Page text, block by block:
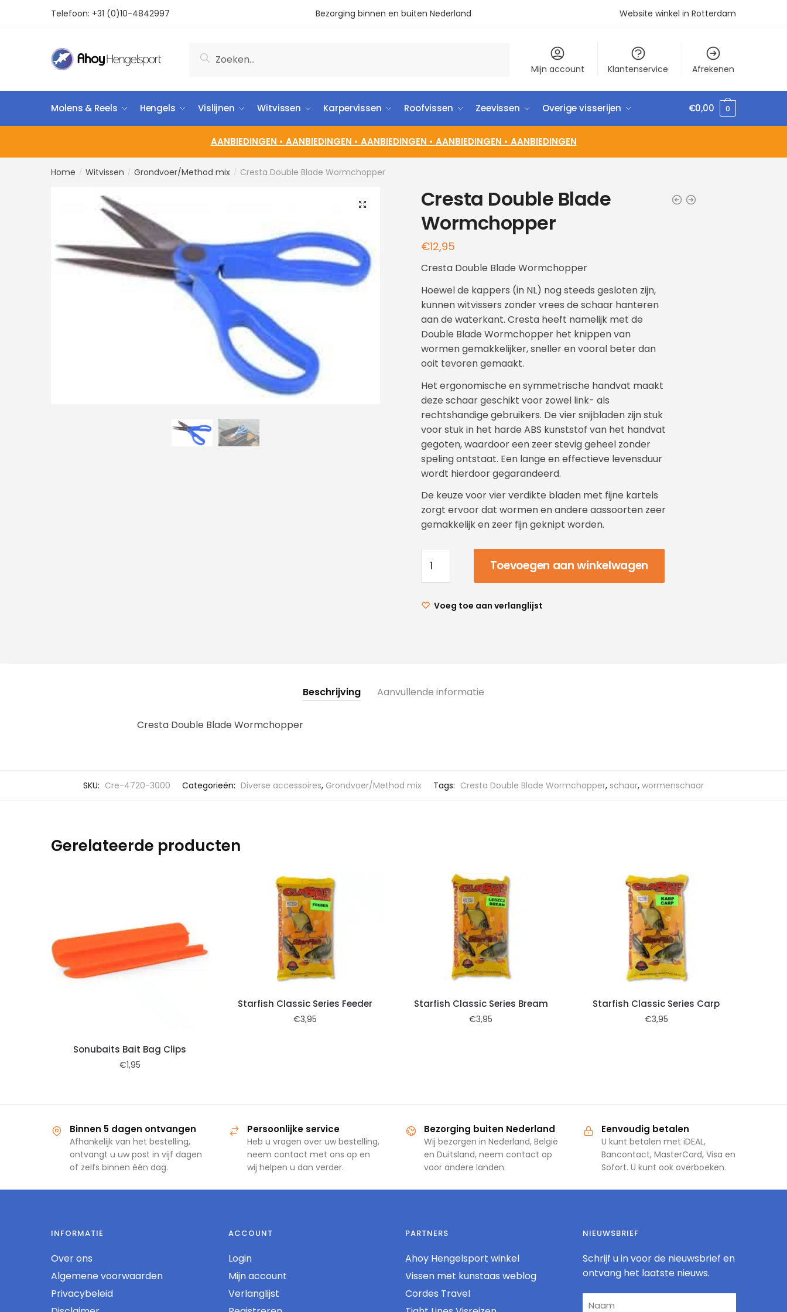
Telefoon: +31 (0)10-4842997 Bezorging binnen en buiten Nederland Website winkel in Rotterdam
Zoeken
Mijn account Klantenservice Afrekenen
Molens & Reels Hengels Vislijnen Witvissen Karpervissen Roofvissen Zeevissen Overige visserijen €0,00 0
AANBIEDINGEN • AANBIEDINGEN • AANBIEDINGEN • AANBIEDINGEN • AANBIEDINGEN
Home / Witvissen / Grondvoer/Method mix / Cresta Double Blade Wormchopper
🔍
Cresta Double Blade
Wormchopper
€12,95
Cresta Double Blade Wormchopper
Hoewel de kappers (in NL) nog steeds gesloten zijn,
kunnen witvissers zonder vrees de schaar hanteren
aan de waterkant. Cresta heeft namelijk met de
Double Blade Wormchopper het knippen van
wormen gemakkelijker, sneller en vooral beter dan
ooit tevoren gemaakt.
Het ergonomische en symmetrische handvat maakt
deze schaar geschikt voor zowel link- als
rechtshandige gebruikers. De vier snijbladen zijn stuk
voor stuk in het harde ABS kunststof van het handvat
gegoten, waardoor een zeer stevig geheel zonder
speling ontstaat. Een lange en effectieve levensduur
wordt hierdoor gegarandeerd.
De keuze voor vier verdikte bladen met fijne kartels
zorgt ervoor dat wormen en andere aassoorten zeer
gemakkelijk en zeer fijn geknipt worden.
Toevoegen aan winkelwagen
Voeg toe aan verlanglijst
Beschrijving Aanvullende informatie
Cresta Double Blade Wormchopper
SKU: Cre-4720-3000 Categorieën: Diverse accessoires, Grondvoer/Method mix Tags: Cresta Double Blade Wormchopper, schaar, wormenschaar
Gerelateerde producten
Sonubaits Bait Bag Clips
€1,95
Starfish Classic Series Feeder
€3,95
Starfish Classic Series Bream
€3,95
Starfish Classic Series Carp
€3,95
Binnen 5 dagen ontvangen
Afhankelijk van het bestelling,
ontvangt u uw post in vijf dagen
of zelfs binnen één dag.
Persoonlijke service
Heb u vragen over uw bestelling,
neem contact met ons op en
wij helpen u dan verder.
Bezorging buiten Nederland
Wij bezorgen in Nederland, België
en Duitsland, neem contact op
voor andere landen.
Eenvoudig betalen
U kunt betalen met iDEAL,
Bancontact, MasterCard, Visa en
Sofort. U kunt ook overboeken.
INFORMATIE
Over ons
Algemene voorwaarden
Privacybeleid
ACCOUNT
Login
Mijn account
Verlanglijst
PARTNERS
Ahoy Hengelsport winkel
Vissen met kunstaas weblog
Cordes Travel
NIEUWSBRIEF
Schrijf u in voor de nieuwsbrief en
ontvang het laatste nieuws.